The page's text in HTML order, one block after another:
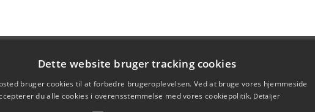
Dette website bruger tracking cookies
bruger cookies til at forbedre brugeroplevelsen. Ved at bruge vores hjemmeside
du alle cookies i overensstemmelse med vores cookiepolitik. Detaljer